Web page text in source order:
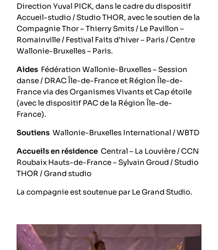
Direction Yuval PICK, dans le cadre du dispositif
Accueil-studio / Studio THOR, avec le soutien de la
Compagnie Thor – Thierry Smits / Le Pavillon –
Romainville / Festival Faits d’hiver – Paris / Centre
Wallonie-Bruxelles – Paris.
Aides Fédération Wallonie-Bruxelles – Session
danse / DRAC Île-de-France et Région Île-de-
France via des Organismes Vivants et Cap étoile
(avec le dispositif PAC de la Région Île-de-
France).
Soutiens Wallonie-Bruxelles International / WBTD
Accueils en résidence Central – La Louvière / CCN
Roubaix Hauts-de-France – Sylvain Groud / Studio
THOR / Grand studio
La compagnie est soutenue par Le Grand Studio.